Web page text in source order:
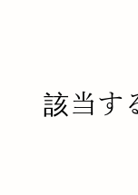
該当す